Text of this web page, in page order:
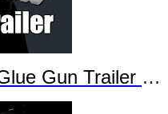
Gun Trailer Part 2